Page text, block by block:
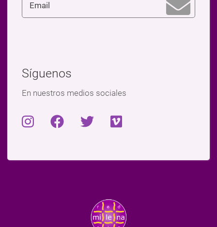
Síguenos
En nuestros medios sociales